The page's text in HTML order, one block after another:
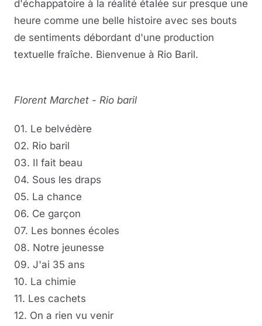
d'échappatoire à la réalité étalée sur presque une
heure comme une belle histoire avec ses bouts
de sentiments débordant d'une production
textuelle fraîche. Bienvenue à Rio Baril.
Florent Marchet - Rio baril
01. Le belvédère
02. Rio baril
03. Il fait beau
04. Sous les draps
05. La chance
06. Ce garçon
07. Les bonnes écoles
08. Notre jeunesse
09. J'ai 35 ans
10. La chimie
11. Les cachets
12. On a rien vu venir